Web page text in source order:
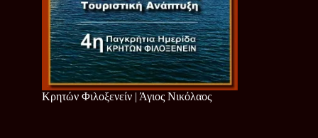
Κρητών Φιλοξενείν | Άγιος Νικόλαος